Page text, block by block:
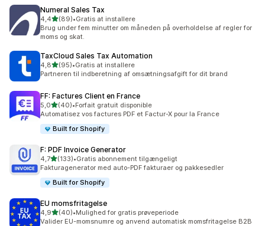
Numeral Sales Tax
4,4ud af 5 stjerner
(89)
89 anmeldelser i alt
•Gratis at installere
Brug under fem minutter om måneden på overholdelse af regler for
moms og skat.
TaxCloud Sales Tax Automation
4,8ud af 5 stjerner
(95)
95 anmeldelser i alt
•Gratis at installere
Partneren til indberetning af omsætningsafgift for dit brand
FF: Factures Client en France
5,0ud af 5 stjerner
(40)
40 anmeldelser i alt
•Forfait gratuit disponible
Automatisez vos factures PDF et Factur-X pour la France
Built for Shopify
F: PDF Invoice Generator
4,7ud af 5 stjerner
(133)
133 anmeldelser i alt
•Gratis abonnement tilgængeligt
Fakturagenerator med auto-PDF fakturaer og pakkesedler
Built for Shopify
EU momsfritagelse
4,9ud af 5 stjerner
(40)
40 anmeldelser i alt
•Mulighed for gratis prøveperiode
Valider EU-momsnumre og anvend automatisk momsfritagelse B2B